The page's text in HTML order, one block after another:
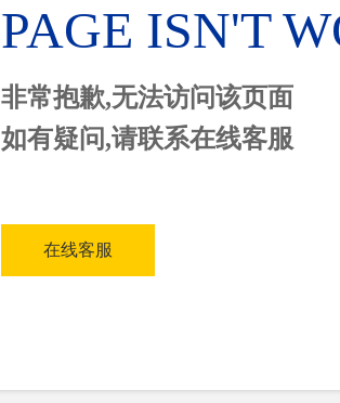
PAGE ISN'T
非常抱歉,无法访问该页面
如有疑问,请联系在线客服
在线客服